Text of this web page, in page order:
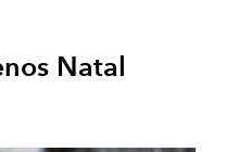
Natal